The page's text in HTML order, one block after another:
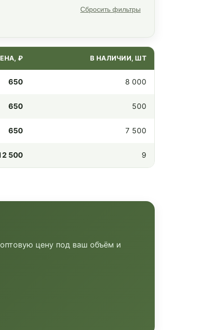
Сбросить фильтры
₽ В НАЛИЧИИ, ШТ
650 8 000
650 500
650 7 500
500 9
цену под ваш объём и